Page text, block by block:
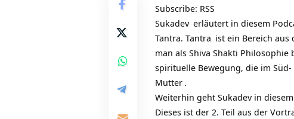
Subscribe: RSS
Sukadev erläutert in diesem
Tantra. Tantra ist ein Bereich aus
man als Shiva Shakti
spirituelle Bewegung, die im
Mutter .
Weiterhin geht Sukadev in
Dieses ist der 2. Teil aus der